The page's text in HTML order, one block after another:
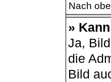
Nach
»
Ja,
die
Bild